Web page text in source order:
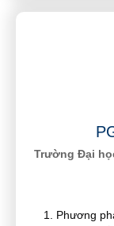
Trường Đại
1. Phương